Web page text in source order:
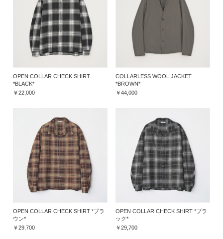
OPEN COLLAR CHECK SHIRT
*BLACK*
￥22,000
COLLARLESS WOOL JACKET
*BROWN*
￥44,000
OPEN COLLAR CHECK SHIRT *ブラ
ウン*
￥29,700
OPEN COLLAR CHECK SHIRT *ブラ
ック*
￥29,700